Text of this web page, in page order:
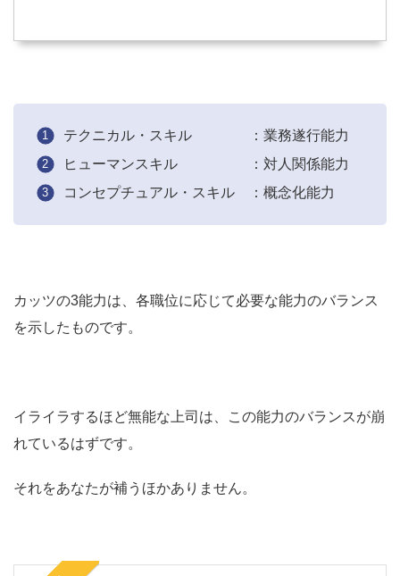
テクニカル・スキル ：業務遂行能力
ヒューマンスキル ：対人関係能力
コンセプチュアル・スキル ：概念化能力
カッツの3能力は、各職位に応じて必要な能力のバランス
を示したものです。
イライラするほど無能な上司は、この能力のバランスが崩
れているはずです。
それをあなたが補うほかありません。